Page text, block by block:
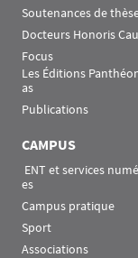
Soutenances de
Docteurs Honoris
Focus
Les Éditions
as
Publications
CAMPUS
es
Campus pratique
Sport
Associations